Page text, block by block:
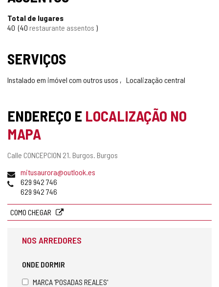
Total de lugares
40 40 restaurante assentos
SERVIÇOS
Instalado em imóvel com outros usos Localização central
ENDEREÇO E LOCALIZAÇÃO NO
MAPA
Endereço
Calle CONCEPCION 21. Burgos. Burgos
Endereço
de
email
mitusaurora@outlook.es
Telefones
629 942 746
629 942 746
COMO CHEGAR
NOS ARREDORES
ONDE DORMIR
MARCA 'POSADAS REALES'